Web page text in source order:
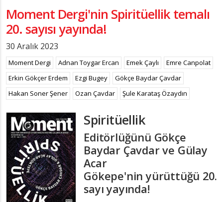
Moment Dergi'nin Spiritüellik temalı
20. sayısı yayında!
30 Aralık 2023
Moment Dergi Adnan Toygar Ercan Emek Çaylı
Emre Canpolat
Erkin Gökçer Erdem
Ezgi Bugey
Gökçe Baydar Çavdar
Hakan Soner Şener
Ozan Çavdar Şule Karataş Özaydın
Spiritüellik
Editörlüğünü Gökçe
Baydar Çavdar ve Gülay
Acar
Gökepe'nin yürüttüğü 20.
sayı yayında!